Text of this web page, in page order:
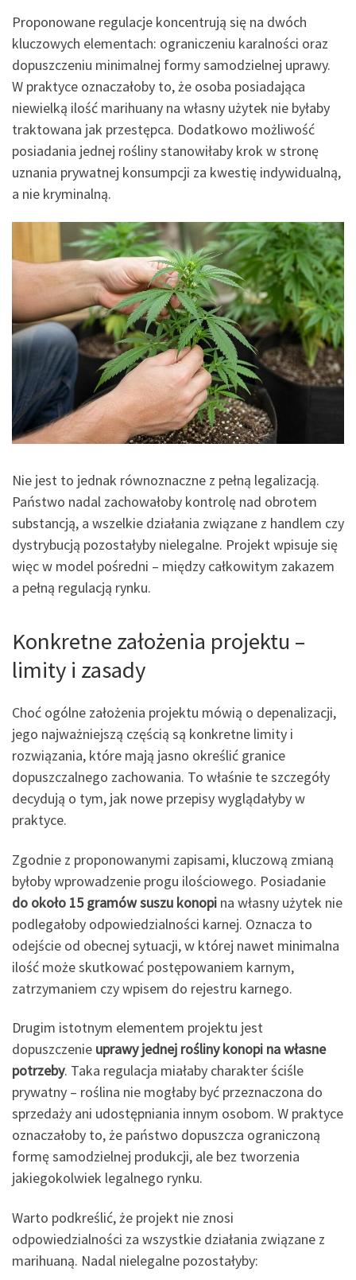
Proponowane regulacje koncentrują się na dwóch
kluczowych elementach: ograniczeniu karalności oraz
dopuszczeniu minimalnej formy samodzielnej uprawy.
W praktyce oznaczałoby to, że osoba posiadająca
niewielką ilość marihuany na własny użytek nie byłaby
traktowana jak przestępca. Dodatkowo możliwość
posiadania jednej rośliny stanowiłaby krok w stronę
uznania prywatnej konsumpcji za kwestię indywidualną,
a nie kryminalną.
Nie jest to jednak równoznaczne z pełną legalizacją.
Państwo nadal zachowałoby kontrolę nad obrotem
substancją, a wszelkie działania związane z handlem czy
dystrybucją pozostałyby nielegalne. Projekt wpisuje się
więc w model pośredni – między całkowitym zakazem
a pełną regulacją rynku.
Konkretne założenia projektu –
limity i zasady
Choć ogólne założenia projektu mówią o depenalizacji,
jego najważniejszą częścią są konkretne limity i
rozwiązania, które mają jasno określić granice
dopuszczalnego zachowania. To właśnie te szczegóły
decydują o tym, jak nowe przepisy wyglądałyby w
praktyce.
Zgodnie z proponowanymi zapisami, kluczową zmianą
byłoby wprowadzenie progu ilościowego. Posiadanie
do około 15 gramów suszu konopi na własny użytek nie
podlegałoby odpowiedzialności karnej. Oznacza to
odejście od obecnej sytuacji, w której nawet minimalna
ilość może skutkować postępowaniem karnym,
zatrzymaniem czy wpisem do rejestru karnego.
Drugim istotnym elementem projektu jest
dopuszczenie uprawy jednej rośliny konopi na własne
potrzeby. Taka regulacja miałaby charakter ściśle
prywatny – roślina nie mogłaby być przeznaczona do
sprzedaży ani udostępniania innym osobom. W praktyce
oznaczałoby to, że państwo dopuszcza ograniczoną
formę samodzielnej produkcji, ale bez tworzenia
jakiegokolwiek legalnego rynku.
Warto podkreślić, że projekt nie znosi
odpowiedzialności za wszystkie działania związane z
marihuaną. Nadal nielegalne pozostałyby: